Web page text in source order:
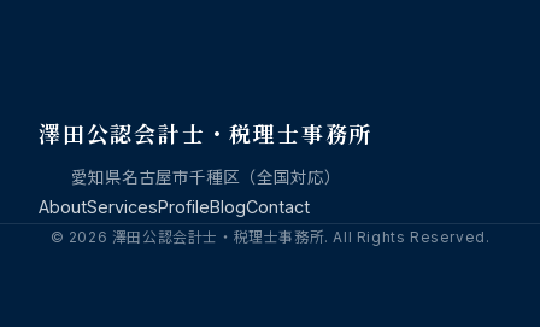
澤田公認会計士・税理士事務所
愛知県名古屋市千種区（全国対応）
AboutServicesProfileBlogContact
© 2026 澤田公認会計士・税理士事務所. All Rights Reserved.